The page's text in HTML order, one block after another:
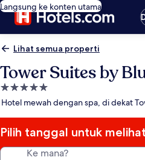
Langsung ke konten utama
Lihat semua properti
Tower Suites by
Properti
bintang
Hotel mewah dengan spa, di dekat
Pilih tanggal untuk
Ke mana?